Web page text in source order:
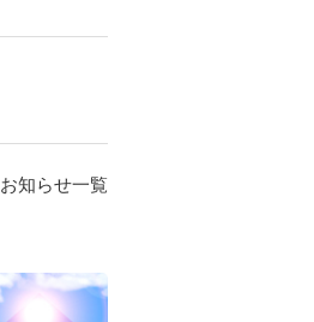
お知らせ一覧